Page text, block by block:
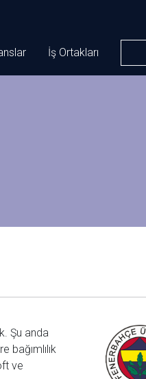
İş Ortakları
Şu anda
ve